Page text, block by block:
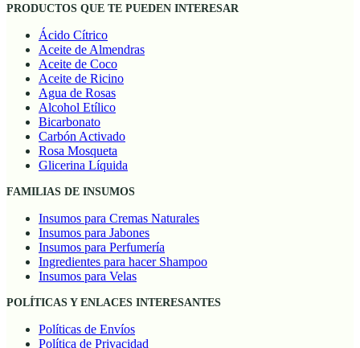
PRODUCTOS QUE TE PUEDEN INTERESAR
Ácido Cítrico
Aceite de Almendras
Aceite de Coco
Aceite de Ricino
Agua de Rosas
Alcohol Etílico
Bicarbonato
Carbón Activado
Rosa Mosqueta
Glicerina Líquida
FAMILIAS DE INSUMOS
Insumos para Cremas Naturales
Insumos para Jabones
Insumos para Perfumería
Ingredientes para hacer Shampoo
Insumos para Velas
POLÍTICAS Y ENLACES INTERESANTES
Políticas de Envíos
Política de Privacidad